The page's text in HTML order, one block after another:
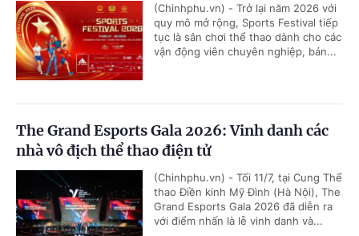
(Chinhphu.vn) - Trở lại năm 2026 với
quy mô mở rộng, Sports Festival tiếp
tục là sân chơi thể thao dành cho các
vận động viên chuyên nghiệp, bán...
The Grand Esports Gala 2026: Vinh danh các
nhà vô địch thể thao điện tử
(Chinhphu.vn) - Tối 11/7, tại Cung Thể
thao Điền kinh Mỹ Đình (Hà Nội), The
Grand Esports Gala 2026 đã diễn ra
với điểm nhấn là lễ vinh danh và...